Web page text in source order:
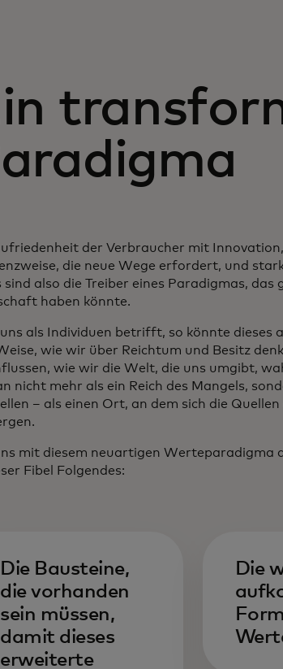
der Verbraucher mit
die neue Wege erfordert, und
sind also die Treiber eines Paradigmas,
haben könnte.
als Individuen betrifft, so könnte dieses
wie wir über Reichtum und Besitz
wie wir die Welt, die uns umgibt,
nicht mehr als ein Reich des Mangels,
– als einen Ort, an dem sich die
mit diesem neuartigen Werteparadigma
Fibel Folgendes:
Die Bausteine,
die vorhanden
sein müssen,
damit dieses
erweiterte
Die